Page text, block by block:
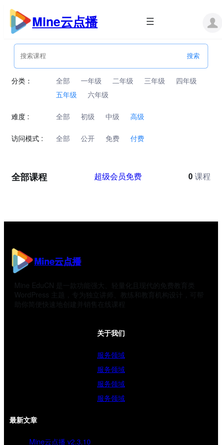
跳
内
Mine云点播
分类： 全部 一年级 二年级 三年级
四年级
五年级
六年级
难度 : 全部 初级 中级 高级
访问模式 : 全部 公开 免费 付费
全部课程 超级会员免费 0 课程
Mine云点播
Mine EduCN 是一款功能强大、轻量化且现代的免费教育类
WordPress 主题，专为独立讲师、教练和教育机构设计，可帮
助你简便快速地创建并销售在线课程
关于我们
服务领域
服务领域
服务领域
服务领域
最新文章
Mine云点播 v2.3.10